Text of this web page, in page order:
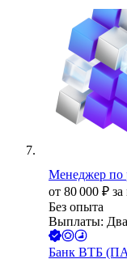
Менеджер по
от 80 000 ₽ за
Без опыта
Выплаты: Два
Банк ВТБ